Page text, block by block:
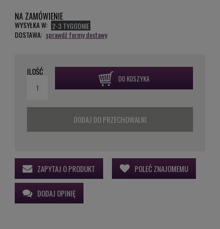
NA ZAMÓWIENIE
WYSYŁKA W: 2-3 TYGODNIE
DOSTAWA: sprawdź formy dostawy
ILOŚĆ
DO KOSZYKA
DODAJ DO PRZECHOWALNI
ZAPYTAJ O PRODUKT POLEĆ ZNAJOMEMU
DODAJ OPINIĘ